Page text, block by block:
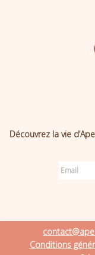
Découvrez la vie
Conditions